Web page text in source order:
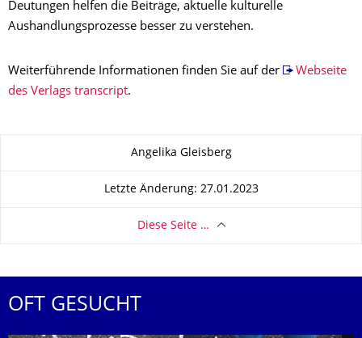
Deutungen helfen die Beiträge, aktuelle kulturelle
Aushandlungsprozesse besser zu verstehen.
Weiterführende Informationen finden Sie auf der
Webseite
des Verlags transcript.
Angelika Gleisberg
Letzte Änderung: 27.01.2023
Diese Seite …
OFT GESUCHT